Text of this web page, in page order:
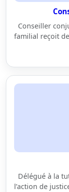
Conseiller
familial reçoit
Délégué à la
l’action de